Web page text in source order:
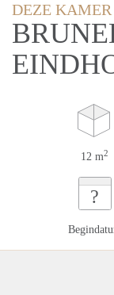
DEZE
12 m2
?